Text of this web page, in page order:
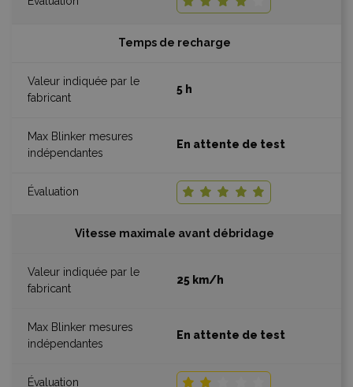
Temps de recharge
5 h
En attente de test
Vitesse maximale avant débridage
25 km/h
En attente de test